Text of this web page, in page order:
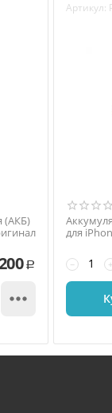
(АКБ)
Р

Артикул:
+
−